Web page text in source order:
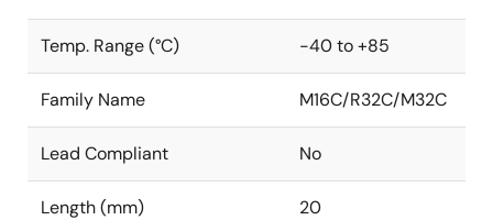
Temp. Range (°C) -40 to +85
Family Name M16C/R32C/M32C
Lead Compliant No
Length (mm) 20